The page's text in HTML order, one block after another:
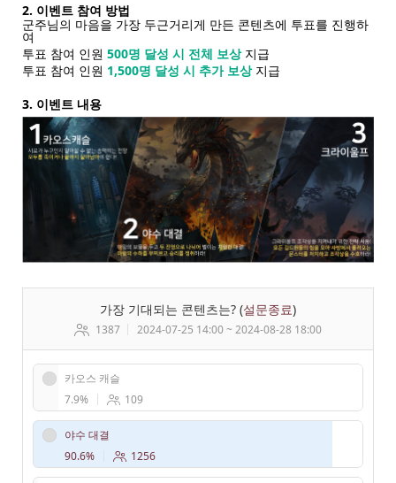
2. 이벤트 참여 방법
군주님의 마음을 가장 두근거리게 만든 콘텐츠에 투표를 진행하
여
투표 참여 인원500명 달성 시 전체 보상지급
투표 참여 인원 1,500명 달성 시 추가 보상지급
3. 이벤트 내용
가장 기대되는 콘텐츠는? (설문종료)
1387 2024-07-25 14:00 ~ 2024-08-28 18:00
카오스 캐슬
7.9%
109
야수 대결
90.6%
1256